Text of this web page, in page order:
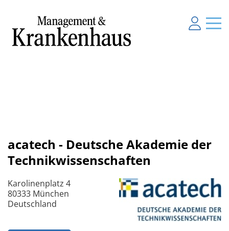
acatech - Deutsche Akademie der
Technikwissenschaften
Karolinenplatz 4
80333 München
Deutschland